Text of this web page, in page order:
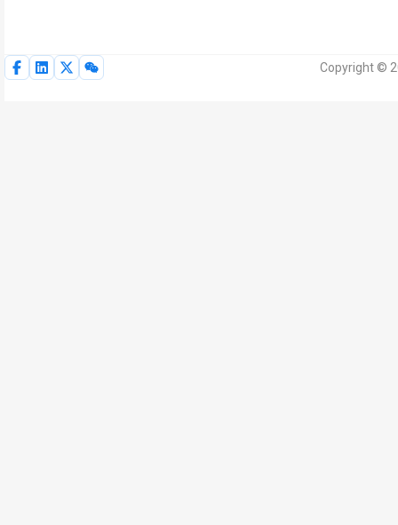
Copyright ©